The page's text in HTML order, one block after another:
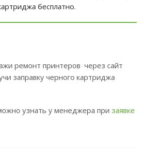
бесплатно.
ремонт принтеров через сайт
заправку черного картриджа
узнать у менеджера при заявке